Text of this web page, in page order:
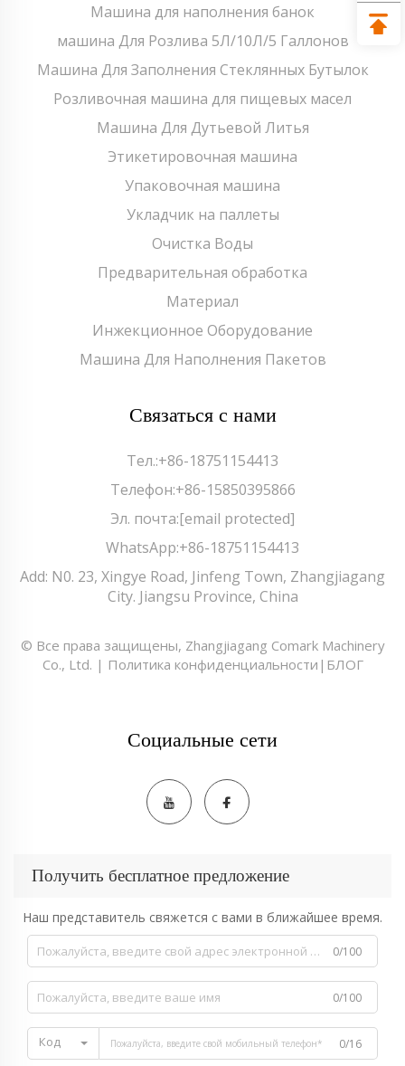
Машина для наполнения банок
машина Для Розлива 5Л/10Л/5 Галлонов
Машина Для Заполнения Стеклянных Бутылок
Розливочная машина для пищевых масел
Машина Для Дутьевой Литья
Этикетировочная машина
Упаковочная машина
Укладчик на паллеты
Очистка Воды
Предварительная обработка
Материал
Инжекционное Оборудование
Машина Для Наполнения Пакетов
Связаться с нами
Тел.:+86-18751154413
Телефон:+86-15850395866
Эл. почта:[email protected]
WhatsApp:+86-18751154413
Add: N0. 23, Xingye Road, Jinfeng Town, Zhangjiagang
City. Jiangsu Province, China
© Все права защищены, Zhangjiagang Comark Machinery
Co., Ltd. | Политика конфиденциальности | БЛОГ
Социальные сети
Получить бесплатное предложение
Наш представитель свяжется с вами в ближайшее время.
0/100
0/100
Код 0/16